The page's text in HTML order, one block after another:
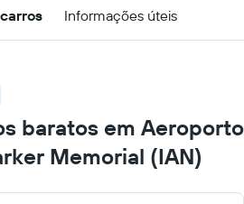
Informações úteis
baratos em Aeroporto
Memorial (IAN)